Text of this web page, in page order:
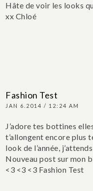
Hâte de voir les looks
xx Chloé
Fashion Test
JAN 6.2014 / 12:24 AM
J’adore tes bottines
t’allongent encore plus
look de l’année,
Nouveau post sur mon
<3 <3 <3 Fashion Test